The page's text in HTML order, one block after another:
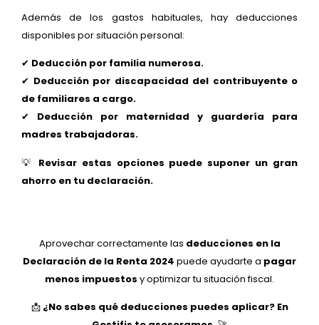
Además de los gastos habituales, hay deducciones
disponibles por situación personal:
✔ Deducción por familia numerosa.
✔ Deducción por discapacidad del contribuyente o
de familiares a cargo.
✔ Deducción por maternidad y guardería para
madres trabajadoras.
💡 Revisar estas opciones puede suponer un gran
ahorro en tu declaración.
Aprovechar correctamente las deducciones en la
Declaración de la Renta 2024 puede ayudarte a pagar
menos impuestos y optimizar tu situación fiscal.
📩 ¿No sabes qué deducciones puedes aplicar? En